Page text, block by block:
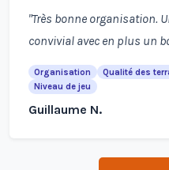
"Très bonne organisation.
convivial avec en plus un
Organisation Qualité des
Niveau de jeu
Guillaume N.